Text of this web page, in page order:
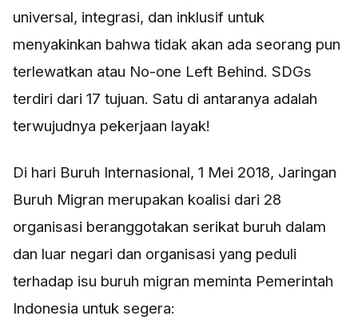
universal, integrasi, dan inklusif untuk
menyakinkan bahwa tidak akan ada seorang pun
terlewatkan atau No-one Left Behind. SDGs
terdiri dari 17 tujuan. Satu di antaranya adalah
terwujudnya pekerjaan layak!
Di hari Buruh Internasional, 1 Mei 2018, Jaringan
Buruh Migran merupakan koalisi dari 28
organisasi beranggotakan serikat buruh dalam
dan luar negari dan organisasi yang peduli
terhadap isu buruh migran meminta Pemerintah
Indonesia untuk segera: